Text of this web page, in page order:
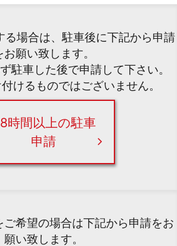
る場合は、駐車後に下記から申請
お願い致します。
駐車した後で申請して下さい。
けるものではございません。
時間以上の駐車
申請
希望の場合は下記から申請をお
願い致します。